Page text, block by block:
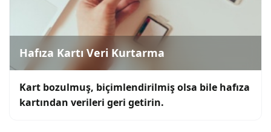
Hafıza Kartı Veri Kurtarma
Kart bozulmuş, biçimlendirilmiş olsa bile hafıza
kartından verileri geri getirin.